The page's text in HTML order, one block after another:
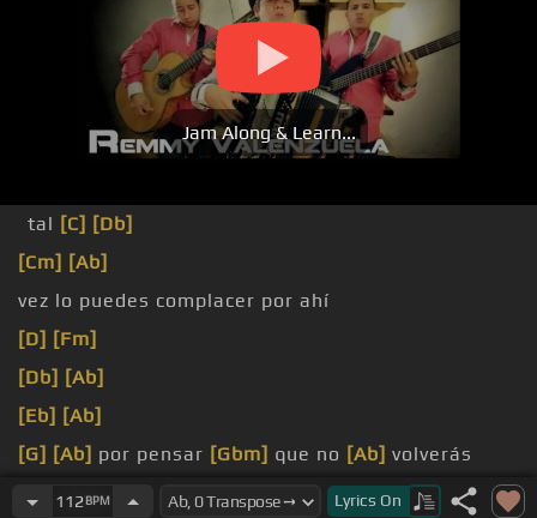
Jam Along & Learn...
tal [C] [Db]
[Cm] [Ab]
vez lo puedes complacer por ahí
[D] [Fm]
[Db] [Ab]
[Eb] [Ab]
[G] [Ab] por pensar [Gbm] que no [Ab] volverás
conmigo
112 BPM Lyrics On